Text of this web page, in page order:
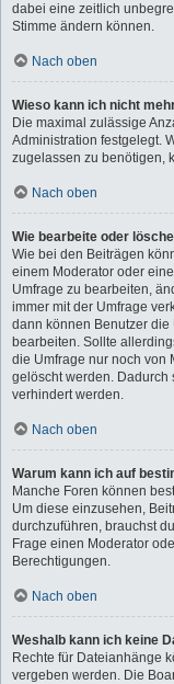
dabei eine zeitlich
Stimme ändern können.
Nach oben
Wieso kann ich nicht
Die maximal zulässige
Administration festgelegt.
zugelassen zu benötigen,
Nach oben
Wie bearbeite oder
Wie bei den Beiträgen
einem Moderator oder
Umfrage zu bearbeiten,
immer mit der Umfrage
dann können Benutzer
bearbeiten. Sollte
die Umfrage nur noch von
gelöscht werden.
verhindert werden.
Nach oben
Warum kann ich auf
Manche Foren können
Um diese einzusehen,
durchzuführen, brauchst
Frage einen Moderator
Berechtigungen.
Nach oben
Weshalb kann ich keine
Rechte für Dateianhänge
vergeben werden. Die